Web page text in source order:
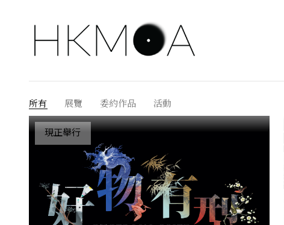
所有 展覽 委約作品 活動
現正舉行